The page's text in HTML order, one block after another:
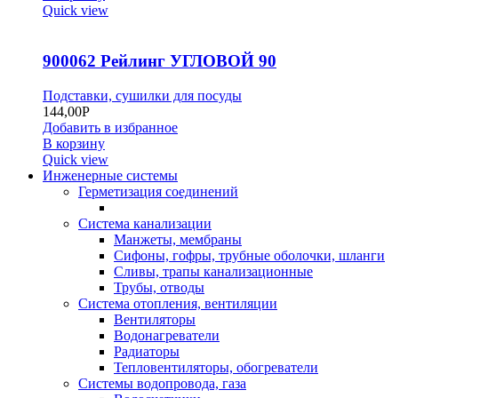
Quick view
900062 Рейлинг УГЛОВОЙ 90
Подставки, сушилки для посуды
144,00Р
Добавить в избранное
В корзину
Quick view
Инженерные системы
Герметизация соединений
Система канализации
Манжеты, мембраны
Сифоны, гофры, трубные оболочки, шланги
Сливы, трапы канализационные
Трубы, отводы
Система отопления, вентиляции
Вентиляторы
Водонагреватели
Радиаторы
Тепловентиляторы, обогреватели
Системы водопровода, газа